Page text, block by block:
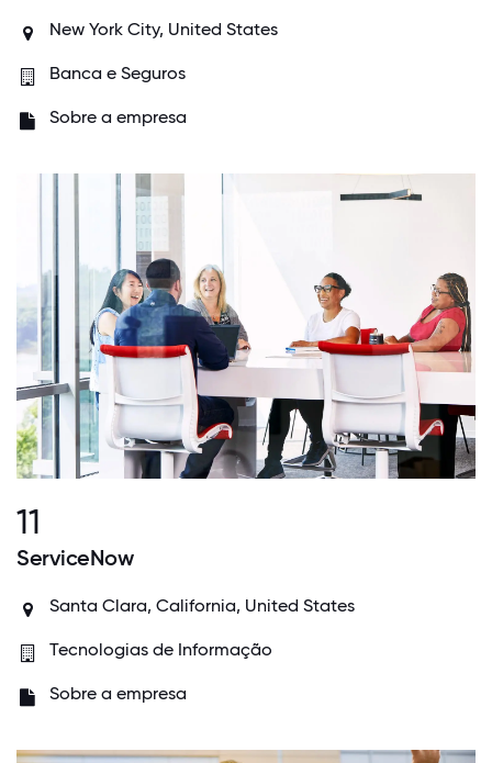
New York City, United States
Banca e Seguros
Sobre a empresa
11
ServiceNow
Santa Clara, California, United States
Tecnologias de Informação
Sobre a empresa